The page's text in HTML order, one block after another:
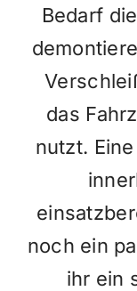
Bedarf
das
nutzt.
noch ein
ihr ein